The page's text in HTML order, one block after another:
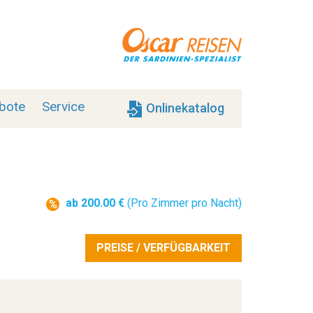
Service Onlinekatalog
ab 200.00 € (Pro Zimmer pro Nacht)
PREISE / VERFÜGBARKEIT